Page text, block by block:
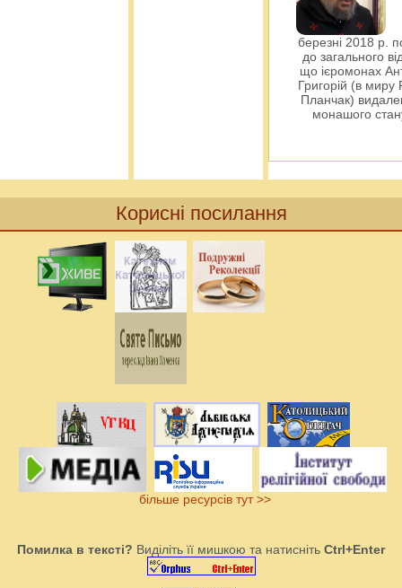
березні 2018 р.
до загального
що ієромонах
Григорій (в миру
Планчак)
монашого
Корисні посилання
більше ресурсів тут >>
Помилка в тексті? Виділіть її мишкою та натисніть Ctrl+Enter